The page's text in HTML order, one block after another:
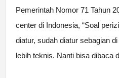
Pemerintah Nomor 71 Tahun
center di Indonesia, “Soal
diatur, sudah diatur sebagian
lebih teknis. Nanti bisa dibaca